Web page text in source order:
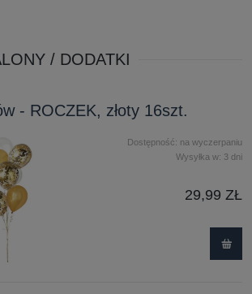
/ DODATKI
- ROCZEK, złoty 16szt.
Dostępność: na wyczerpaniu
Wysyłka w: 3 dni
29,99 ZŁ